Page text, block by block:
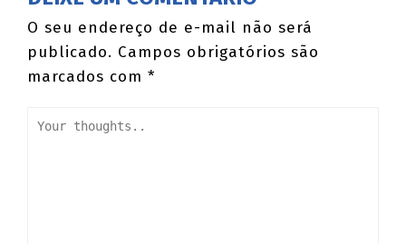
O seu endereço de e-mail não será
publicado. Campos obrigatórios são
marcados com *